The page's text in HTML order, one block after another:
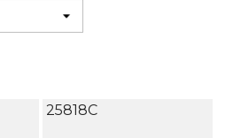
25818C